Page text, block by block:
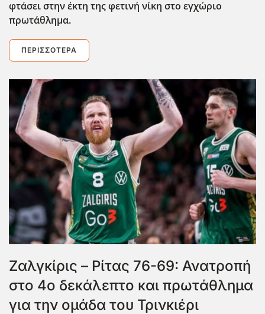
φτάσει στην έκτη της φετινή νίκη στο εγχώριο
πρωτάθλημα.
ΠΕΡΙΣΣΌΤΕΡΑ
Ζαλγκίρις – Ρίτας 76-69: Ανατροπή
στο 4ο δεκάλεπτο και πρωτάθλημα
για την ομάδα του Τρινκιέρι